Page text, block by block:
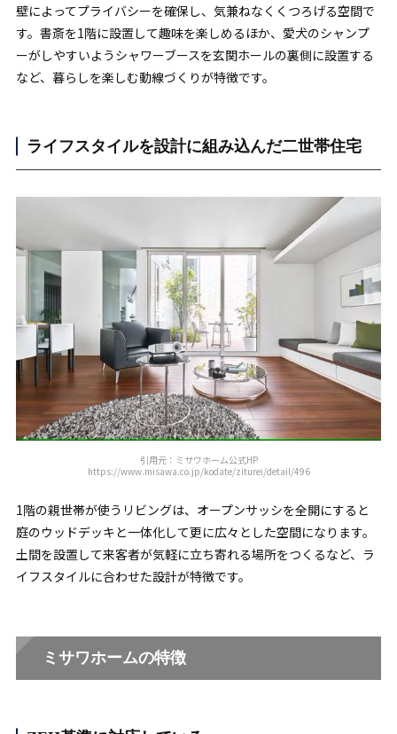
壁によってプライバシーを確保し、気兼ねなくくつろげる空間で
す。書斎を1階に設置して趣味を楽しめるほか、愛犬のシャンプ
ーがしやすいようシャワーブースを玄関ホールの裏側に設置する
など、暮らしを楽しむ動線づくりが特徴です。
ライフスタイルを設計に組み込んだ二世帯住宅
引用元：ミサワホーム公式HP
https://www.misawa.co.jp/kodate/ziturei/detail/496
1階の親世帯が使うリビングは、オープンサッシを全開にすると
庭のウッドデッキと一体化して更に広々とした空間になります。
土間を設置して来客者が気軽に立ち寄れる場所をつくるなど、ラ
イフスタイルに合わせた設計が特徴です。
ミサワホームの特徴